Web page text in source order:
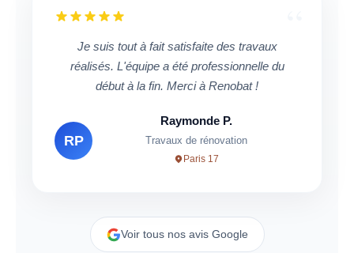
Salim est arrivé à l’heure pour l’inspection de
l’appartement. Intervention menée avec
professionnalisme : clair, précis et aidant. La
confiance.
Mirka K.